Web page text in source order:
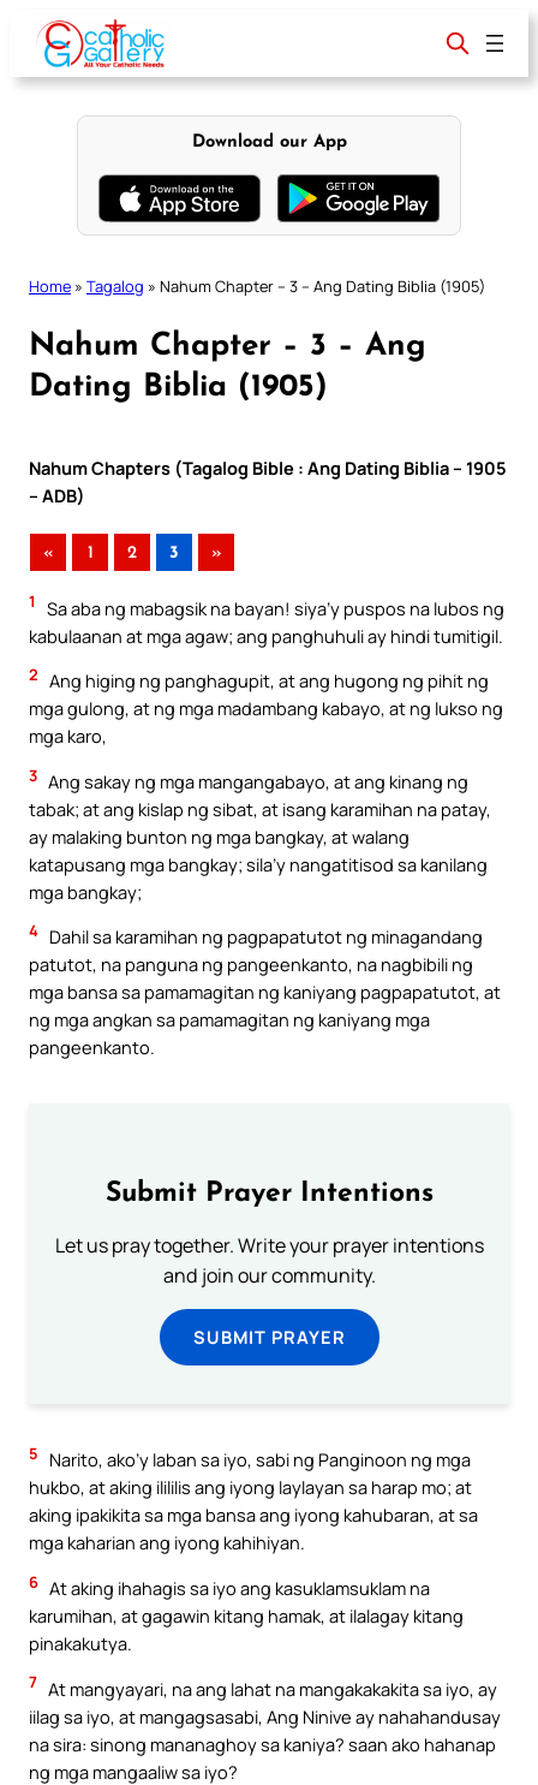
content
Download our App
Home » Tagalog » Nahum Chapter – 3 – Ang Dating Biblia (1905)
Nahum Chapter – 3 – Ang
Dating Biblia (1905)
Nahum Chapters (Tagalog Bible : Ang Dating Biblia – 1905
– ADB)
« 1 2 3 »
1
Sa aba ng mabagsik na bayan! siya’y puspos na lubos ng
kabulaanan at mga agaw; ang panghuhuli ay hindi tumitigil.
2 Ang higing ng panghagupit, at ang hugong ng pihit ng
mga gulong, at ng mga madambang kabayo, at ng lukso ng
mga karo,
3 Ang sakay ng mga mangangabayo, at ang kinang ng
tabak; at ang kislap ng sibat, at isang karamihan na patay,
ay malaking bunton ng mga bangkay, at walang
katapusang mga bangkay; sila’y nangatitisod sa kanilang
mga bangkay;
4 Dahil sa karamihan ng pagpapatutot ng minagandang
patutot, na panguna ng pangeenkanto, na nagbibili ng
mga bansa sa pamamagitan ng kaniyang pagpapatutot, at
ng mga angkan sa pamamagitan ng kaniyang mga
pangeenkanto.
Submit Prayer Intentions
Let us pray together. Write your prayer intentions
and join our community.
SUBMIT PRAYER
5
Narito, ako’y laban sa iyo, sabi ng Panginoon ng mga
hukbo, at aking ilililis ang iyong laylayan sa harap mo; at
aking ipakikita sa mga bansa ang iyong kahubaran, at sa
mga kaharian ang iyong kahihiyan.
6 At aking ihahagis sa iyo ang kasuklamsuklam na
karumihan, at gagawin kitang hamak, at ilalagay kitang
pinakakutya.
7 At mangyayari, na ang lahat na mangakakakita sa iyo, ay
iilag sa iyo, at mangagsasabi, Ang Ninive ay nahahandusay
na sira: sinong mananaghoy sa kaniya? saan ako hahanap
ng mga mangaaliw sa iyo?